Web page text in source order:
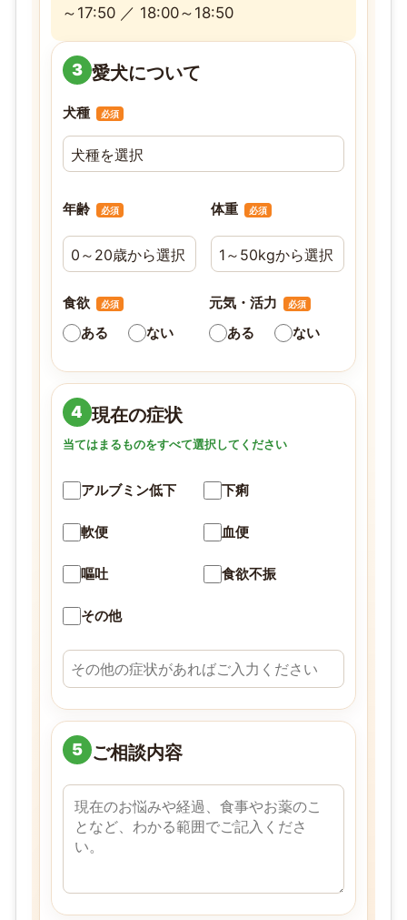
～17:50 ／ 18:00～18:50
3 愛犬について
犬種 必須
年齢 必須 体重 必須
食欲 必須
ある ない
元気・活力 必須
ある ない
4 現在の症状
当てはまるものをすべて選択してください
アルブミン低下 下痢
軟便 血便
嘔吐 食欲不振
その他
5 ご相談内容